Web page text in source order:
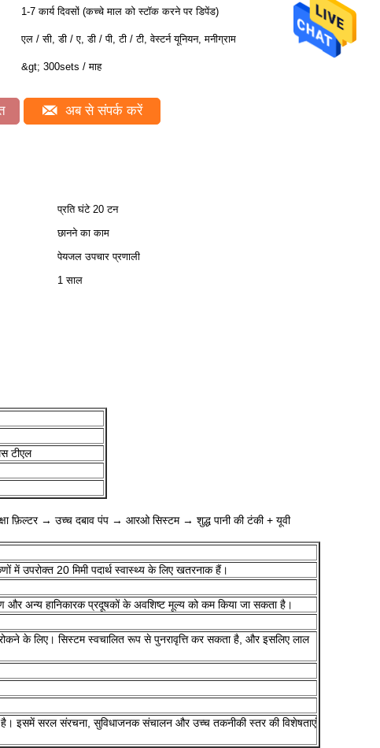
1-7 कार्य दिवसों (कच्चे माल को स्टॉक करने पर डिपेंड)
एल / सी, डी / ए, डी / पी, टी / टी, वेस्टर्न यूनियन, मनीग्राम
&gt; 300sets / माह
अब से संपर्क करें
प्रति घंटे 20 टन
छानने का काम
पेयजल उपचार प्रणाली
1 साल
टीएल
फ़िल्टर → उच्च दबाव पंप → आरओ सिस्टम → शुद्ध पानी की टंकी + यूवी
में उपरोक्त 20 मिमी पदार्थ स्वास्थ्य के लिए खतरनाक हैं।
और अन्य हानिकारक प्रदूषकों के अवशिष्ट मूल्य को कम किया जा सकता है।
के लिए। सिस्टम स्वचालित रूप से पुनरावृत्ति कर सकता है, और इसलिए लाल
इसमें सरल संरचना, सुविधाजनक संचालन और उच्च तकनीकी स्तर की विशेषताएं